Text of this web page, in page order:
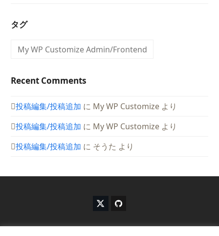
タグ
My WP Customize Admin/Frontend
Recent Comments
投稿編集/投稿追加 に My WP Customize より
投稿編集/投稿追加 に My WP Customize より
投稿編集/投稿追加 に そうた より
X
w
G
t